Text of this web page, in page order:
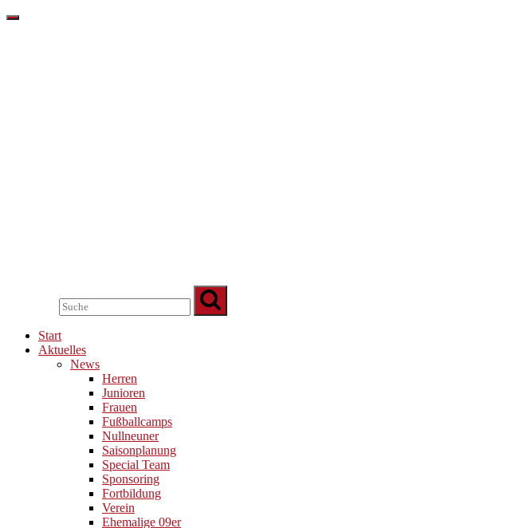
Start
Aktuelles
News
Herren
Junioren
Frauen
Fußballcamps
Nullneuner
Saisonplanung
Special Team
Sponsoring
Fortbildung
Verein
Ehemalige 09er